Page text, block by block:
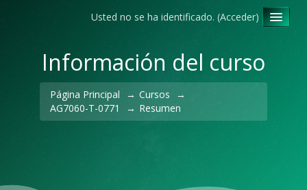
Usted no se ha identificado. (Acceder)
Información del curso
Página Principal → Cursos
→
AG7060-T-0771
→ Resumen